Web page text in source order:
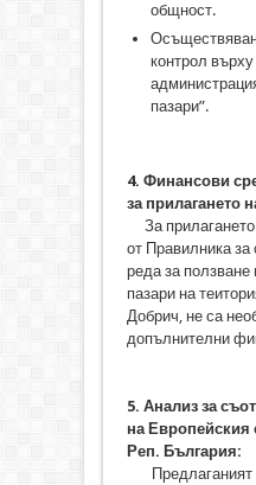
общност.
контрол
пазари”.
4. Финансови
за прилагането
За прилагането
от Правилника за
реда за
пазари на
Добрич, не са
допълнителни
5. Анализ за
на Европейския
Реп. България:
Предлаганият